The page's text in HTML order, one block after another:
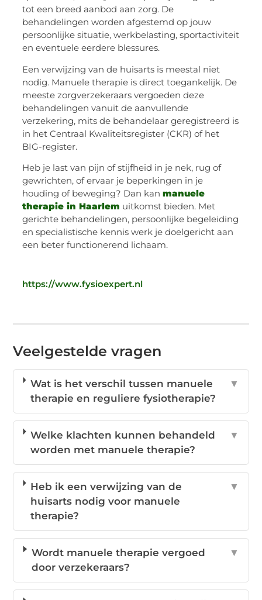
tot een breed aanbod aan zorg. De
behandelingen worden afgestemd op jouw
persoonlijke situatie, werkbelasting, sportactiviteit
en eventuele eerdere blessures.
Een verwijzing van de huisarts is meestal niet
nodig. Manuele therapie is direct toegankelijk. De
meeste zorgverzekeraars vergoeden deze
behandelingen vanuit de aanvullende
verzekering, mits de behandelaar geregistreerd is
in het Centraal Kwaliteitsregister (CKR) of het
BIG-register.
Heb je last van pijn of stijfheid in je nek, rug of
gewrichten, of ervaar je beperkingen in je
houding of beweging? Dan kanmanuele
therapie in Haarlem uitkomst bieden. Met
gerichte behandelingen, persoonlijke begeleiding
en specialistische kennis werk je doelgericht aan
een beter functionerend lichaam.
https://www.fysioexpert.nl
Veelgestelde vragen
Wat is het verschil tussen manuele
therapie en reguliere fysiotherapie?
▼
Welke klachten kunnen behandeld
worden met manuele therapie?
▼
Heb ik een verwijzing van de
huisarts nodig voor manuele
therapie?
▼
Wordt manuele therapie vergoed
door verzekeraars?
▼